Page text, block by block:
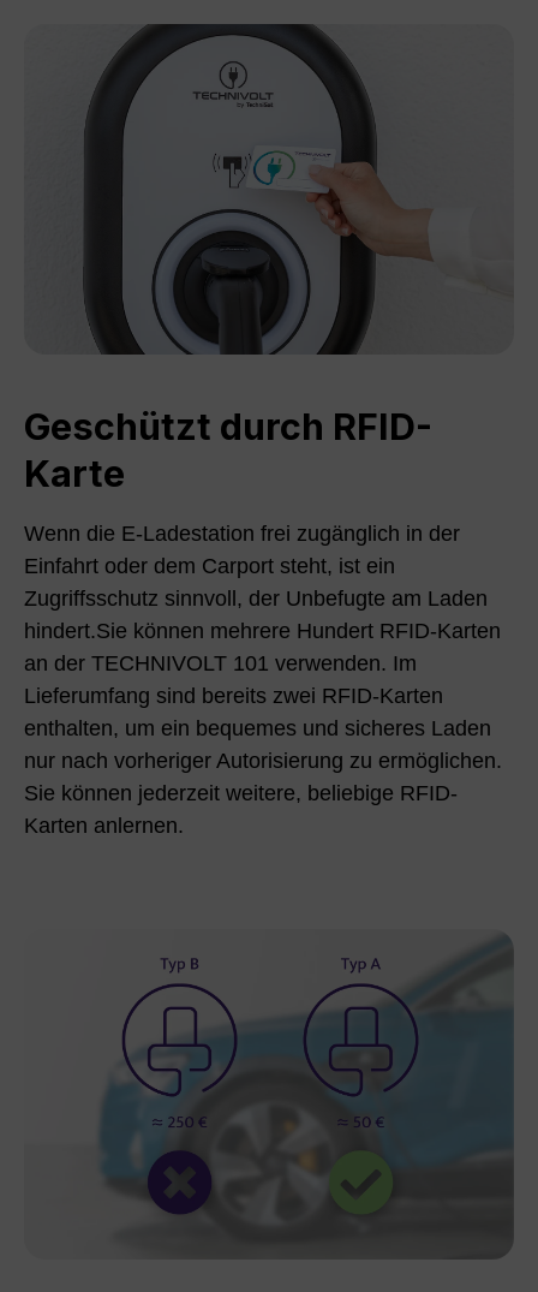
Geschützt durch RFID-
Karte
Wenn die E-Ladestation frei zugänglich in der
Einfahrt oder dem Carport steht, ist ein
Zugriffsschutz sinnvoll, der Unbefugte am Laden
hindert.Sie können mehrere Hundert RFID-Karten
an der TECHNIVOLT 101 verwenden. Im
Lieferumfang sind bereits zwei RFID-Karten
enthalten, um ein bequemes und sicheres Laden
nur nach vorheriger Autorisierung zu ermöglichen.
Sie können jederzeit weitere, beliebige RFID-
Karten anlernen.